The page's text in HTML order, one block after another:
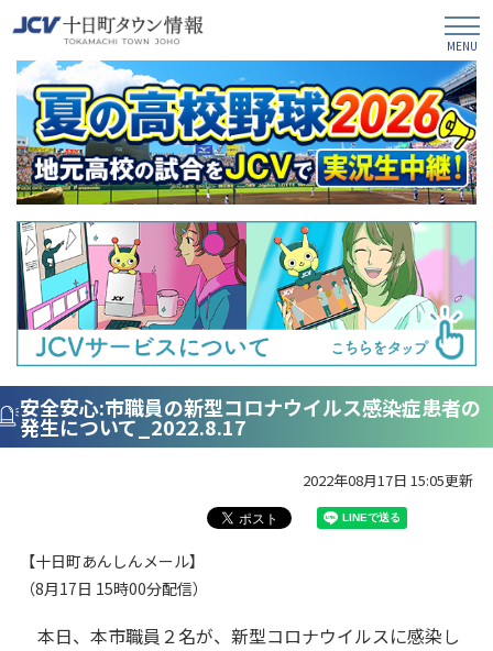
安全安心:市職員の新型コロナウイルス感染症患者の
発生について_2022.8.17
2022年08月17日 15:05更新
【十日町あんしんメール】
（8月17日 15時00分配信）
本日、本市職員２名が、新型コロナウイルスに感染し